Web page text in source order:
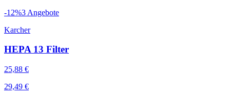
-12%3 Angebote
Karcher
HEPA 13 Filter
25,88 €
29,49 €